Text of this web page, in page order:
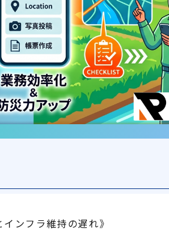
ンフラ維持の遅れ》